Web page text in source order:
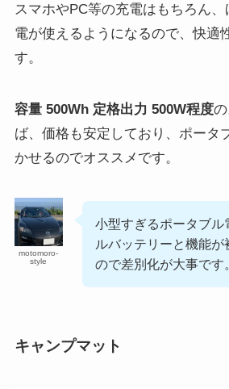
スマホやPC等の充電はもちろん
電が使えるようになるので、快適
す。
容量 500Wh 定格出力 500W程度
ば、価格も安定しており、ポータ
かせるのでオススメです。
motomoro-
style
小型すぎるポータブル
ルバッテリーと機能が
ので差別化が大事です
キャンプマット